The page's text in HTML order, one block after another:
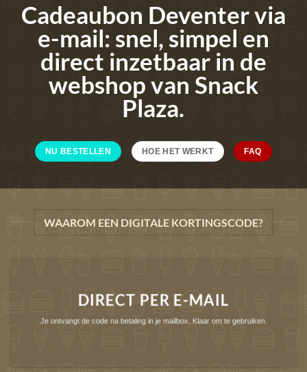
Cadeaubon Deventer via
e-mail: snel, simpel en
direct inzetbaar in de
webshop van Snack
Plaza.
NU BESTELLEN HOE HET WERKT FAQ
WAAROM EEN DIGITALE KORTINGSCODE?
DIRECT PER E-MAIL
Je ontvangt de code na betaling in je mailbox. Klaar om te gebruiken.